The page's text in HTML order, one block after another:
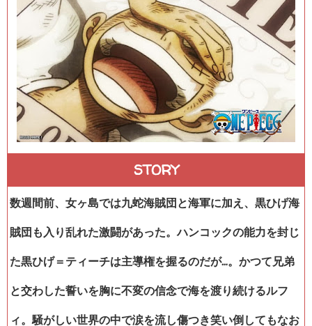
STORY
数週間前、女ヶ島では九蛇海賊団と海軍に加え、黒ひげ海
賊団も入り乱れた激闘があった。ハンコックの能力を封じ
た黒ひげ＝ティーチは主導権を握るのだが…。かつて兄弟
と交わした誓いを胸に不変の信念で海を渡り続けるルフ
ィ。騒がしい世界の中で涙を流し傷つき笑い倒してもなお